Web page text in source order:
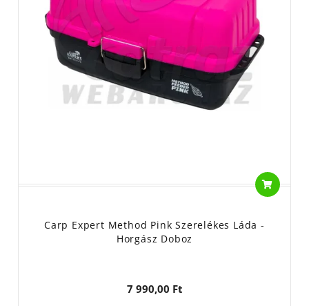
Carp Expert Method Pink Szerelékes Láda -
Horgász Doboz
7 990,00 Ft